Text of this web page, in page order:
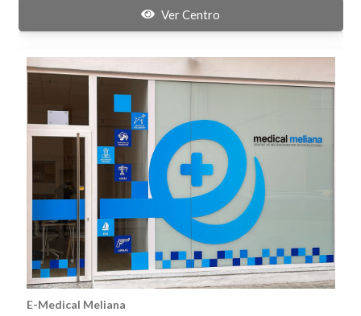
Ver Centro
E-Medical Meliana